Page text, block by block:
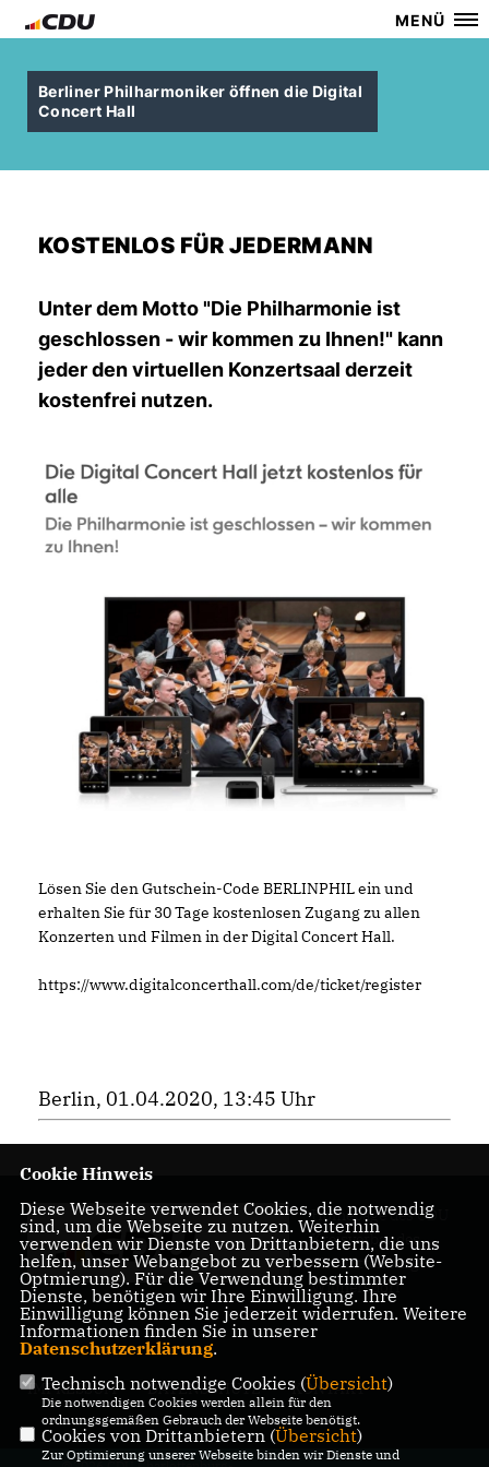
MENÜ
Berliner Philharmoniker öffnen die Digital
Concert Hall
KOSTENLOS FÜR JEDERMANN
Unter dem Motto "Die Philharmonie ist
geschlossen - wir kommen zu Ihnen!" kann
jeder den virtuellen Konzertsaal derzeit
kostenfrei nutzen.
Lösen Sie den Gutschein-Code BERLINPHIL ein und
erhalten Sie für 30 Tage kostenlosen Zugang zu allen
Konzerten und Filmen in der Digital Concert Hall.
https://www.digitalconcerthall.com/de/ticket/register
Berlin, 01.04.2020, 13:45 Uhr
Homepage des CDU
Kreisverbandes
Charlottenburg-
Wilmersdorf
IMPRESSUM DATENSCHUTZ KONTAKT
Cookie Hinweis
Diese Webseite verwendet Cookies, die notwendig
sind, um die Webseite zu nutzen. Weiterhin
verwenden wir Dienste von Drittanbietern, die uns
helfen, unser Webangebot zu verbessern (Website-
Optmierung). Für die Verwendung bestimmter
Dienste, benötigen wir Ihre Einwilligung. Ihre
Einwilligung können Sie jederzeit widerrufen. Weitere
Informationen finden Sie in unserer
Datenschutzerklärung.
Technisch notwendige Cookies (Übersicht)
Die notwendigen Cookies werden allein für den
ordnungsgemäßen Gebrauch der Webseite benötigt.
Cookies von Drittanbietern (Übersicht)
Zur Optimierung unserer Webseite binden wir Dienste und